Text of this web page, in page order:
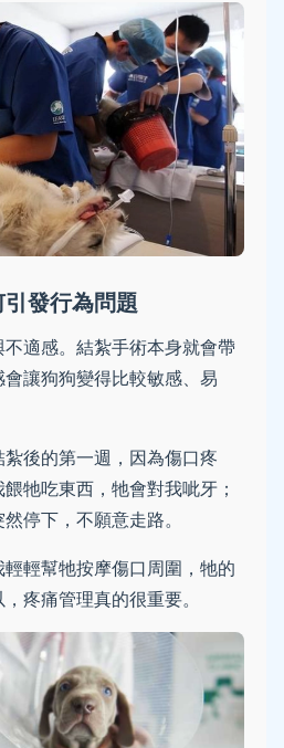
發行為問題
適感。結紮手術本身就會帶
讓狗狗變得比較敏感、易
後的第一週，因為傷口疼
牠吃東西，牠會對我呲牙；
停下，不願意走路。
輕幫牠按摩傷口周圍，牠的
疼痛管理真的很重要。